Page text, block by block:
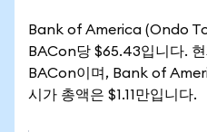
Bank of America (Ondo
BACon당 $65.43입니다.
BACon이며, Bank of
시가 총액은 $1.11만입니다.